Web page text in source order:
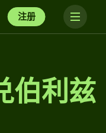
注册
伯利兹